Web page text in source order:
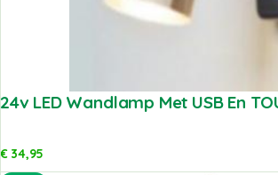
24v LED Wandlamp Met USB En
€34,95